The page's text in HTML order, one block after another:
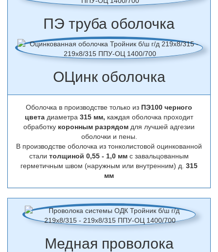
ПЭ труба оболочка
ОЦинк оболочка
Оболочка в производстве только из ПЭ100 черного
цвета диаметра 315 мм, каждая оболочка проходит
обработку коронным разрядом для лучшей адгезии
оболочки и пены.
В производстве оболочка из тонколистовой оцинкованной
стали толщиной 0,55 - 1,0 мм с завальцованным
герметичным швом (наружным или внутренним) д. 315
мм
Медная проволока